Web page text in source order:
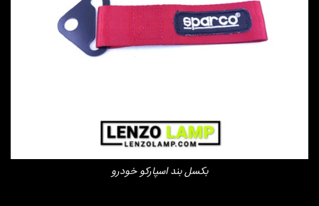
بکسل بند اسپارکو خودرو